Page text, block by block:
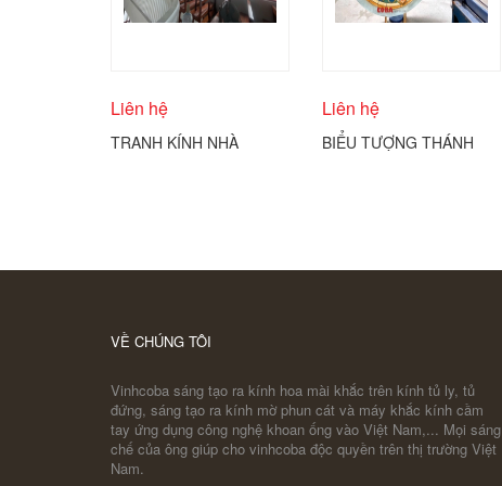
Liên hệ
TRANH KÍNH NHÀ
Liên hệ
BIỂU TƯỢNG THÁNH
VỀ CHÚNG TÔI
Vinhcoba sáng tạo ra kính hoa mài khắc trên kính tủ ly, tủ
đứng, sáng tạo ra kính mờ phun cát và máy khắc kính cầm
tay ứng dụng công nghệ khoan ống vào Việt Nam,... Mọi sáng
chế của ông giúp cho vinhcoba độc quyền trên thị trường Việt
Nam.